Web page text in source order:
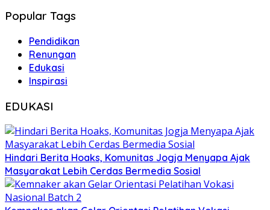
Popular Tags
Pendidikan
Renungan
Edukasi
Inspirasi
EDUKASI
Hindari Berita Hoaks, Komunitas Jogja Menyapa Ajak
Masyarakat Lebih Cerdas Bermedia Sosial